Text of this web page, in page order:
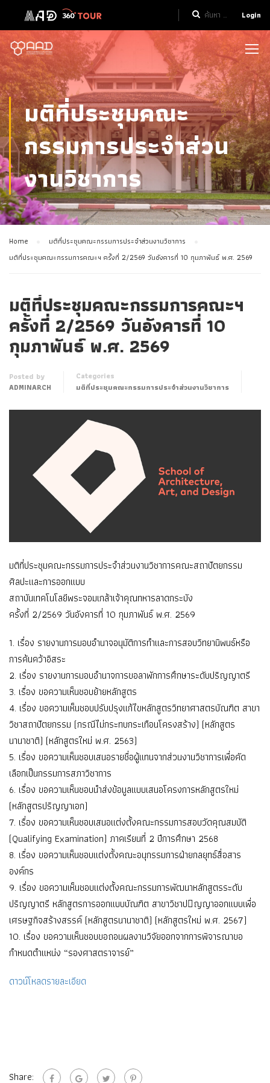
Login
มติที่ประชุมคณะ
กรรมการประจำส่วน
งานวิชาการ
Home
มติที่ประชุมคณะกรรมการประจำส่วนงานวิชาการ
มติที่ประชุมคณะกรรมการคณะฯ ครั้งที่ 2/2569 วันอังคารที่ 10 กุมภาพันธ์ พ.ศ. 2569
มติที่ประชุมคณะกรรมการคณะฯ
ครั้งที่ 2/2569 วันอังคารที่ 10
กุมภาพันธ์ พ.ศ. 2569
Posted by
ADMINARCH
Categories
มติที่ประชุมคณะกรรมการประจำส่วนงานวิชาการ
มติที่ประชุมคณะกรรมการประจำส่วนงานวิชาการคณะสถาปัตยกรรม
ศิลปะและการออกแบบ
สถาบันเทคโนโลยีพระจอมเกล้าเจ้าคุณทหารลาดกระบัง
ครั้งที่ 2/2569 วันอังคารที่ 10 กุมภาพันธ์ พ.ศ. 2569
1. เรื่อง รายงานการมอบอำนาจอนุมัติการทำและการสอบวิทยานิพนธ์หรือ
การค้นคว้าอิสระ
2. เรื่อง รายงานการมอบอำนาจการขอลาพักการศึกษาระดับปริญญาตรี
3. เรื่อง ขอความเห็นชอบย้ายหลักสูตร
4. เรื่อง ขอความเห็นชอบปรับปรุงแก้ไขหลักสูตรวิทยาศาสตรบัณฑิต สาขา
วิชาสถาปัตยกรรม (กรณีไม่กระทบกระเทือนโครงสร้าง) (หลักสูตร
นานาชาติ) (หลักสูตรใหม่ พ.ศ. 2563)
5. เรื่อง ขอความเห็นชอบเสนอรายชื่อผู้แทนจากส่วนงานวิชาการเพื่อคัด
เลือกเป็นกรรมการสภาวิชาการ
6. เรื่อง ขอความเห็นชอบนำส่งข้อมูลแบบเสนอโครงการหลักสูตรใหม่
(หลักสูตรปริญญาเอก)
7. เรื่อง ขอความเห็นชอบเสนอแต่งตั้งคณะกรรมการสอบวัดคุณสมบัติ
(Qualifying Examination) ภาคเรียนที่ 2 ปีการศึกษา 2568
8. เรื่อง ขอความเห็นชอบแต่งตั้งคณะอนุกรรมการฝ่ายกลยุทธ์สื่อสาร
องค์กร
9. เรื่อง ขอความเห็นชอบแต่งตั้งคณะกรรมการพัฒนาหลักสูตรระดับ
ปริญญาตรี หลักสูตรการออกแบบบัณฑิต สาขาวิชาปญญาออกแบบเพื่อ
เศรษฐกิจสร้างสรรค์ (หลักสูตรนานาชาติ) (หลักสูตรใหม่ พ.ศ. 2567)
10. เรื่อง ขอความเห็นชอบขอถอนผลงานวิจัยออกจากการพิจารณาขอ
กำหนดตำแหน่ง “รองศาสตราจารย์”
ดาวน์โหลดรายละเอียด
Share: